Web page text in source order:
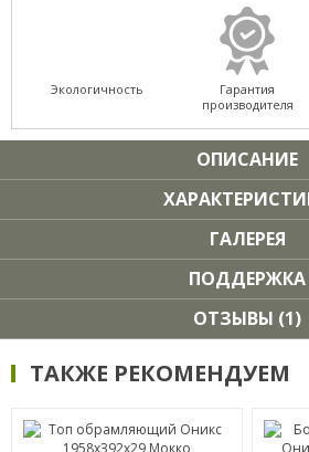
Экологичность
Гарантия
производителя
ОПИСАНИЕ
ГАЛЕРЕЯ
ПОДДЕРЖКА
ОТЗЫВЫ (1)
ТАКЖЕ РЕКОМЕНДУЕМ